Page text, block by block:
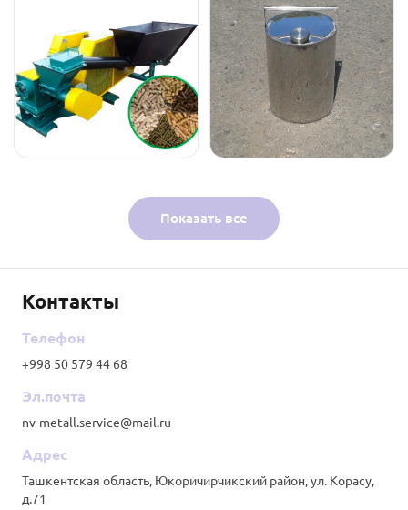
Показать все
Контакты
Телефон
+998 50 579 44 68
Эл.почта
nv-metall.service@mail.ru
Адрес
Ташкентская область, Юкоричирчикский район, ул. Корасу,
д.71